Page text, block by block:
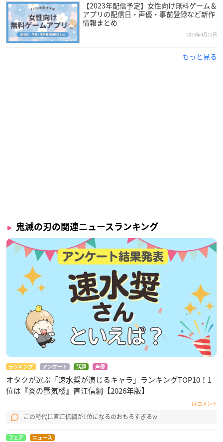
【2023年配信予定】女性向け無料ゲーム＆
アプリの配信日・声優・事前登録など新作
情報まとめ
2023年4月12日
もっと見る
鬼滅の刃の関連ニュースランキング
ランキング アンケート 話題 声優
オタクが選ぶ「速水奨が演じるキャラ」ランキングTOP10！1
位は『炎の蜃気楼』直江信綱【2026年版】
14コメント
この時代に直江信綱が1位になるのおもろすぎるw
フェア ニュース